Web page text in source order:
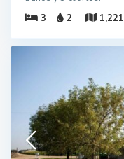
3
2